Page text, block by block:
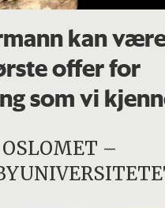
kan
offer for
som vi
OSLOMET –